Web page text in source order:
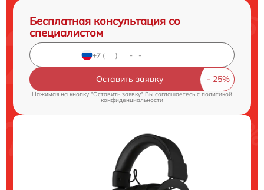
Бесплатная консультация со
специалистом
Оставить заявку
Нажимая на кнопку "Оставить заявку" Вы соглашаетесь cполитикой
конфиденциальности